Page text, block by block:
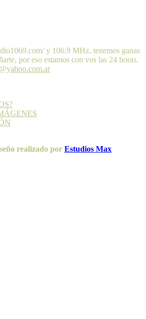
y 106.9 MHz, tenemos ganas
por eso estamos con vos las 24 horas.
realizado por Estudios Max